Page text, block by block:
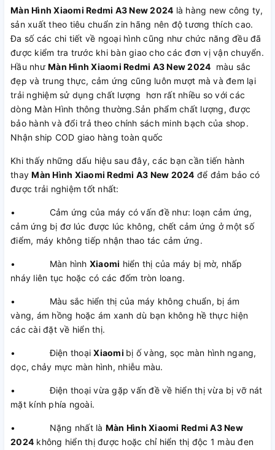
Màn Hình Xiaomi Redmi A3 New 2024 là hàng new công ty,
sản xuất theo tiêu chuẩn zin hãng nên độ tương thích cao.
Đa số các chi tiết về ngoại hình cũng như chức năng đều đã
được kiểm tra trước khi bàn giao cho các đơn vị vận chuyển.
Hầu như Màn Hình Xiaomi Redmi A3 New 2024 màu sắc
đẹp và trung thực, cảm ứng cũng luôn mượt mà và đem lại
trải nghiệm sử dụng chất lượng hơn rất nhiều so với các
dòng Màn Hình thông thường.Sản phẩm chất lượng, được
bảo hành và đổi trả theo chính sách minh bạch của shop.
Nhận ship COD giao hàng toàn quốc
Khi thấy những dấu hiệu sau đây, các bạn cần tiến hành
thayMàn Hình Xiaomi Redmi A3 New 2024 để đảm bảo có
được trải nghiệm tốt nhất:
• Cảm ứng của máy có vấn đề như: loạn cảm ứng,
cảm ứng bị đơ lúc được lúc không, chết cảm ứng ở một số
điểm, máy không tiếp nhận thao tác cảm ứng.
• Màn hình Xiaomi hiển thị của máy bị mờ, nhấp
nháy liên tục hoặc có các đốm tròn loang.
• Màu sắc hiển thị của máy không chuẩn, bị ám
vàng, ám hồng hoặc ám xanh dù bạn không hề thực hiện
các cài đặt về hiển thị.
• Điện thoạiXiaomi bị ố vàng, sọc màn hình ngang,
dọc, chảy mực màn hình, nhiễu màu.
• Điện thoại vừa gặp vấn đề về hiển thị vừa bị vỡ nát
mặt kính phía ngoài.
• Nặng nhất là Màn Hình Xiaomi Redmi A3 New
2024 không hiển thị được hoặc chỉ hiển thị độc 1 màu đen